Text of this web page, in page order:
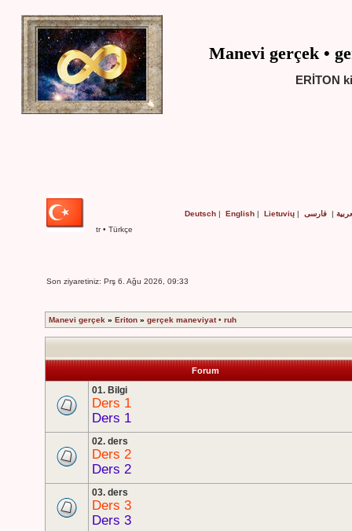
Manevi gerçek •
ERİTON
tr • Türkçe
Deutsch | English | Lietuvių | | فارسی
Son ziyaretiniz: Prş 6. Ağu 2026, 09:33
Manevi gerçek » Eriton » gerçek maneviyat • ruh
Forum
01. Bilgi
Ders 1
Ders 1
02. ders
Ders 2
Ders 2
03. ders
Ders 3
Ders 3